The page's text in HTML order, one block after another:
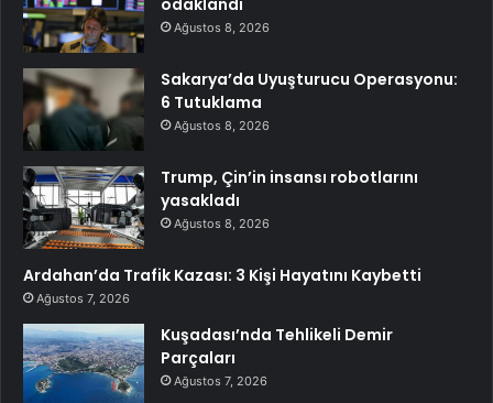
Ağustos 8, 2026
Sakarya’da Uyuşturucu Operasyonu:
6 Tutuklama
Ağustos 8, 2026
Trump, Çin’in insansı robotlarını
yasakladı
Ağustos 8, 2026
Ardahan’da Trafik Kazası: 3 Kişi Hayatını Kaybetti
Ağustos 7, 2026
Kuşadası’nda Tehlikeli Demir
Parçaları
Ağustos 7, 2026